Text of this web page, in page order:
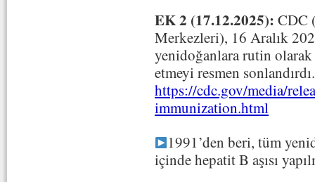
EK 2 (17.12.2025): CDC
Merkezleri), 16 Aralık
yenidoğanlara rutin olarak
etmeyi resmen sonlandırdı.
https://cdc.gov/media/
immunization.html
1991’den beri, tüm
içinde hepatit B aşısı